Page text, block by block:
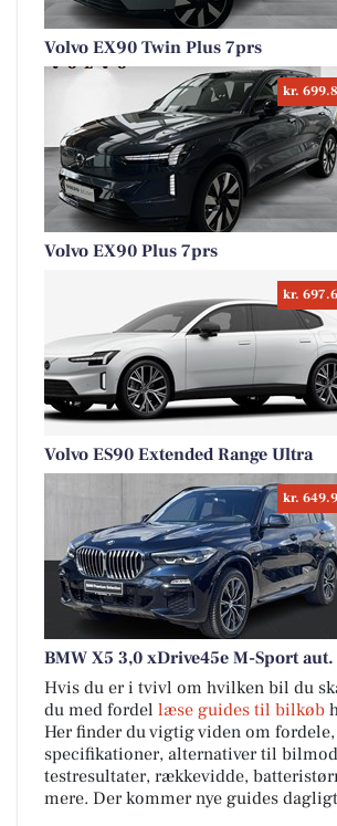
Volvo EX90 Twin Plus 7prs
kr.
Volvo EX90 Plus 7prs
kr.
Volvo ES90 Extended Range Ultra
kr.
BMW X5 3,0 xDrive45e M-Sport aut.
Hvis du er i tvivl om hvilken bil du
du med fordel læse guides til bilkøb
Her finder du vigtig viden om
specifikationer, alternativer til
testresultater, rækkevidde,
mere. Der kommer nye guides